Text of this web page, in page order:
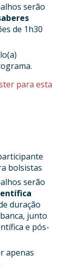
serão
de 1h30
para esta
bolsistas
serão
duração
junto
e pós-
apenas